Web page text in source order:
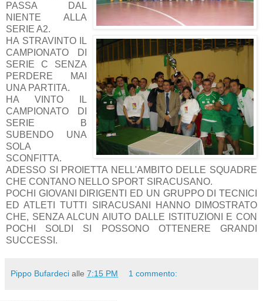
PASSA DAL
NIENTE ALLA
SERIE A2.
HA STRAVINTO IL
CAMPIONATO DI
SERIE C SENZA
PERDERE MAI
UNA PARTITA.
HA VINTO IL
CAMPIONATO DI
SERIE B
SUBENDO UNA
SOLA
SCONFITTA.
ADESSO SI PROIETTA NELL'AMBITO DELLE SQUADRE
CHE CONTANO NELLO SPORT SIRACUSANO.
POCHI GIOVANI DIRIGENTI ED UN GRUPPO DI TECNICI
ED ATLETI TUTTI SIRACUSANI HANNO DIMOSTRATO
CHE, SENZA ALCUN AIUTO DALLE ISTITUZIONI E CON
POCHI SOLDI SI POSSONO OTTENERE GRANDI
SUCCESSI.
Pippo Bufardeci alle 7:15 PM 1 commento: